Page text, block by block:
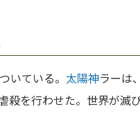
いている。 太陽神ラーは
殺を行わせた。世界が滅